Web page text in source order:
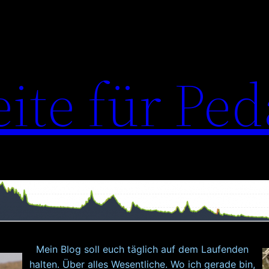
für
Mein Blog soll euch täglich auf dem Laufenden
halten. Über alles Wesentliche. Wo ich gerade bin,